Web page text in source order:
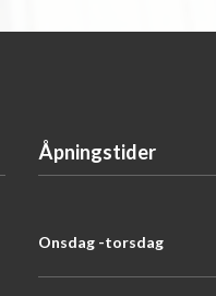
Åpningstider
Onsdag -torsdag